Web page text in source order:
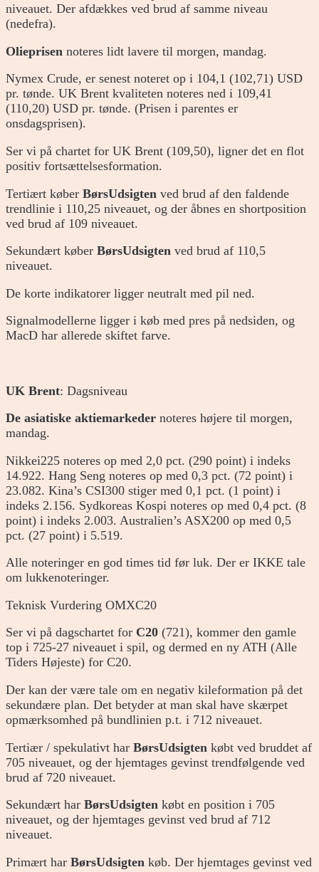
niveauet. Der afdækkes ved brud af samme niveau
(nedefra).
Olieprisen noteres lidt lavere til morgen, mandag.
Nymex Crude, er senest noteret op i 104,1 (102,71) USD
pr. tønde. UK Brent kvaliteten noteres ned i 109,41
(110,20) USD pr. tønde. (Prisen i parentes er
onsdagsprisen).
Ser vi på chartet for UK Brent (109,50), ligner det en flot
positiv fortsættelsesformation.
Tertiært køber BørsUdsigten ved brud af den faldende
trendlinie i 110,25 niveauet, og der åbnes en shortposition
ved brud af 109 niveauet.
Sekundært køber BørsUdsigten ved brud af 110,5
niveauet.
De korte indikatorer ligger neutralt med pil ned.
Signalmodellerne ligger i køb med pres på nedsiden, og
MacD har allerede skiftet farve.
UK Brent: Dagsniveau
De asiatiske aktiemarkeder noteres højere til morgen,
mandag.
Nikkei225 noteres op med 2,0 pct. (290 point) i indeks
14.922. Hang Seng noteres op med 0,3 pct. (72 point) i
23.082. Kina’s CSI300 stiger med 0,1 pct. (1 point) i
indeks 2.156. Sydkoreas Kospi noteres op med 0,4 pct. (8
point) i indeks 2.003. Australien’s ASX200 op med 0,5
pct. (27 point) i 5.519.
Alle noteringer en god times tid før luk. Der er IKKE tale
om lukkenoteringer.
Teknisk Vurdering OMXC20
Ser vi på dagschartet for C20 (721), kommer den gamle
top i 725-27 niveauet i spil, og dermed en ny ATH (Alle
Tiders Højeste) for C20.
Der kan der være tale om en negativ kileformation på det
sekundære plan. Det betyder at man skal have skærpet
opmærksomhed på bundlinien p.t. i 712 niveauet.
Tertiær / spekulativt har BørsUdsigten købt ved bruddet af
705 niveauet, og der hjemtages gevinst trendfølgende ved
brud af 720 niveauet.
Sekundært har BørsUdsigten købt en position i 705
niveauet, og der hjemtages gevinst ved brud af 712
niveauet.
Primært har BørsUdsigten køb. Der hjemtages gevinst ved